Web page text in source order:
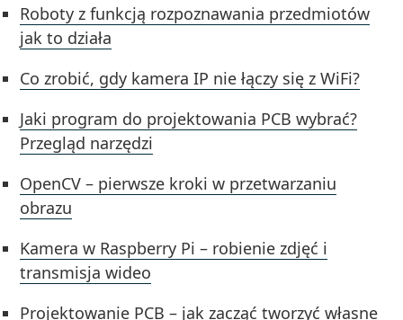
Roboty z funkcją rozpoznawania przedmiotów
jak to działa
Co zrobić, gdy kamera IP nie łączy się z WiFi?
Jaki program do projektowania PCB wybrać?
Przegląd narzędzi
OpenCV – pierwsze kroki w przetwarzaniu
obrazu
Kamera w Raspberry Pi – robienie zdjęć i
transmisja wideo
Projektowanie PCB – jak zacząć tworzyć własne